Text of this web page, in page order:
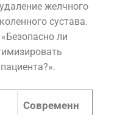
желчного
сустава.
ли
Современн